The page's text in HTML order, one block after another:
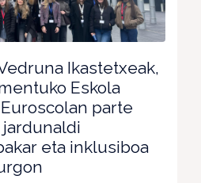
Ikastetxeak,
Eskola
parte
eta inklusiboa